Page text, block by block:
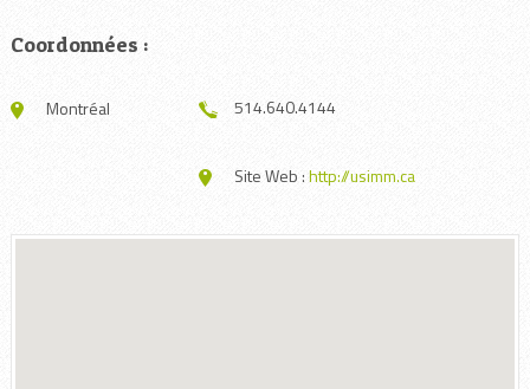
Coordonnées :
Montréal 514.640.4144
Site Web :http://usimm.ca